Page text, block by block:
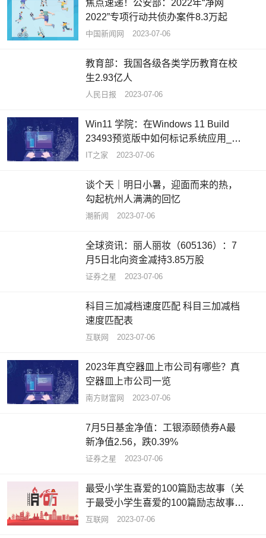
焦点速递！公安部：2022年“净网
2022”专项行动共侦办案件8.3万起
中国新闻网 2023-07-06
教育部：我国各级各类学历教育在校
生2.93亿人
人民日报 2023-07-06
Win11 学院：在Windows 11 Build
23493预览版中如何标记系统应用_环
球关注
IT之家 2023-07-06
谈个天｜明日小暑，迎面而来的热，
勾起杭州人满满的回忆
潮新闻 2023-07-06
全球资讯：丽人丽妆（605136）：7
月5日北向资金减持3.85万股
证券之星 2023-07-06
科目三加减档速度匹配 科目三加减档
速度匹配表
互联网 2023-07-06
2023年真空器皿上市公司有哪些？真
空器皿上市公司一览
南方财富网 2023-07-06
7月5日基金净值：工银添颐债券A最
新净值2.56，跌0.39%
证券之星 2023-07-06
最受小学生喜爱的100篇励志故事（关
于最受小学生喜爱的100篇励志故事介
绍）_全球资讯
互联网 2023-07-06